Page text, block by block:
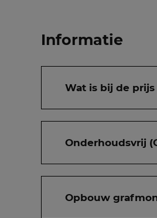
Informatie
Wat is bij de
Onderhoudsvrij
Opbouw